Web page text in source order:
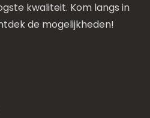
kwaliteit. Kom langs in
de mogelijkheden!